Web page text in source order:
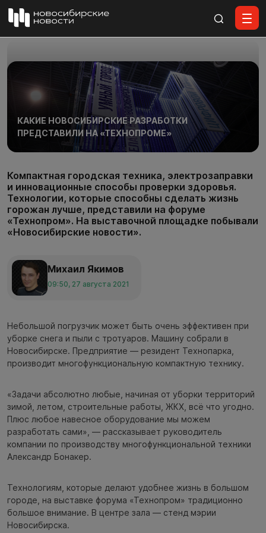
КАКИЕ НОВОСИБИРСКИЕ РАЗРАБОТКИ
ПРЕДСТАВИЛИ НА «ТЕХНОПРОМЕ»
Компактная городская техника, электрозаправки
и инновационные способы проверки здоровья.
Технологии, которые способны сделать жизнь
горожан лучше, представили на форуме
«Технопром». На выставочной площадке побывали
«Новосибирские новости».
Михаил Якимов
09:50, 27 августа 2021
Небольшой погрузчик может быть очень эффективен при
уборке снега и пыли с тротуаров. Машину собрали в
Новосибирске. Предприятие — резидент Технопарка,
производит многофункциональную компактную технику.
«Задачи абсолютно любые, начиная от уборки территорий
зимой, летом, строительные работы, ЖКХ, всё что угодно.
Плюс любое навесное оборудование мы можем
разработать сами», — рассказывает руководитель
компании по производству многофункциональной техники
Александр Бонакер.
Технологиям, которые делают удобнее жизнь в большом
городе, на выставке форума «Технопром» традиционно
большое внимание. В центре зала — стенд мэрии
Новосибирска.